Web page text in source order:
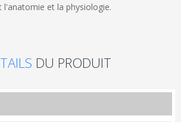
l'anatomie et la physiologie.
DU PRODUIT